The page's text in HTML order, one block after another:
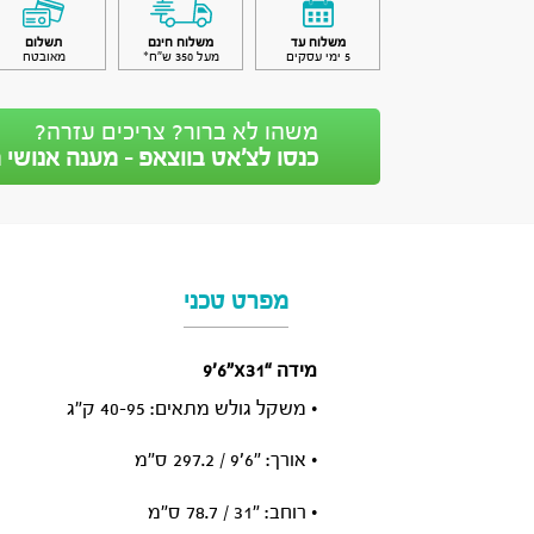
משלוח עד
5 ימי עסקים
משלוח חינם
מעל 350 ש״ח*
תשלום
מאובטח
משהו לא ברור? צריכים עזרה?
כנסו לצ’אט בווצאפ - מענה אנושי
מפרט טכני
מידה “x31״6׳9
• משקל גולש מתאים: 40-95 ק”ג
• אורך: ״6׳9 / 297.2 ס”מ
• רוחב: ״31 / 78.7 ס”מ